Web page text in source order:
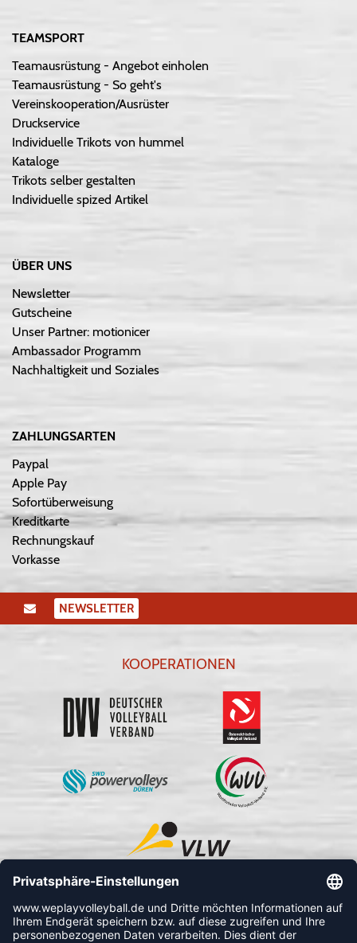
TEAMSPORT
Teamausrüstung - Angebot einholen
Teamausrüstung - So geht's
Vereinskooperation/Ausrüster
Druckservice
Individuelle Trikots von hummel
Kataloge
Trikots selber gestalten
Individuelle spized Artikel
ÜBER UNS
Newsletter
Gutscheine
Unser Partner: motionicer
Ambassador Programm
Nachhaltigkeit und Soziales
ZAHLUNGSARTEN
Paypal
Apple Pay
Sofortüberweisung
Kreditkarte
Rechnungskauf
Vorkasse
NEWSLETTER
KOOPERATIONEN
FOLLOW US